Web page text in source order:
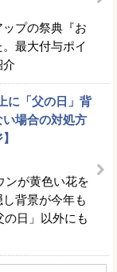
プの祭典『お
最大付与ポイ
介
に「父の日」背
場合の対処方
ンが黄色い花を
背景が今年も
の日」以外にも